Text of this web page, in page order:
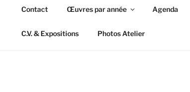
Contact Œuvres par année Agenda
C.V. & Expositions Photos Atelier